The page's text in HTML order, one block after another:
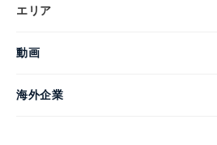
エリア
動画
海外企業